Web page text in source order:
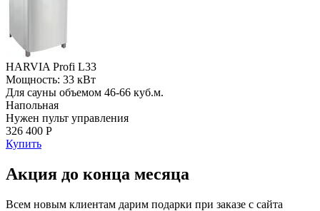
HARVIA Profi L33
Мощность: 33 кВт
Для сауны объемом 46-66 куб.м.
Напольная
Нужен пульт управления
326 400 Р
Купить
Акция до конца месяца
Всем новым клиентам дарим подарки при заказе с сайта